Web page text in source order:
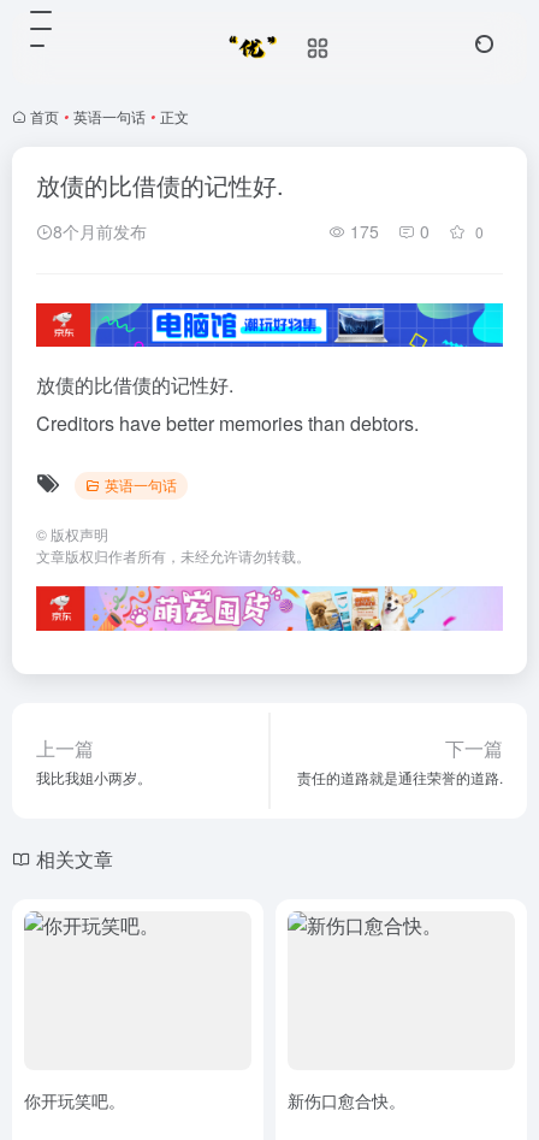
首页 • 英语一句话 • 正文
放债的比借债的记性好.
8个月前发布 175 0 0
放债的比借债的记性好.
Creditors have better memories than debtors.
英语一句话
© 版权声明
文章版权归作者所有，未经允许请勿转载。
上一篇
我比我姐小两岁。
下一篇
责任的道路就是通往荣誉的道路.
相关文章
你开玩笑吧。 新伤口愈合快。